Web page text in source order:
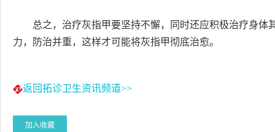
总之，治疗灰指甲要坚持不懈，同时还应积极治疗身
力，防治并重，这样才可能将灰指甲彻底治愈。
返回拓诊卫生资讯频道>>
加入收藏